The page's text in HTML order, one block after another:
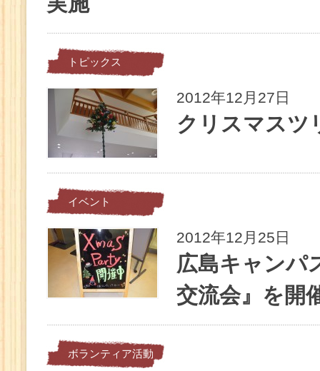
トピックス
2012年12月27日
クリスマスツ
イベント
2012年12月25日
広島キャンパ
交流会』を開
ボランティア活動